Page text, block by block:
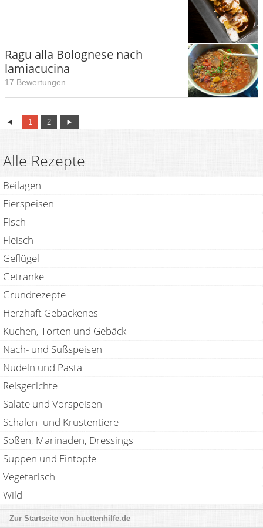
Ragu alla Bolognese nach
lamiacucina
17 Bewertungen
◄ 1 2 ►
Alle Rezepte
Beilagen
Eierspeisen
Fisch
Fleisch
Geflügel
Getränke
Grundrezepte
Herzhaft Gebackenes
Kuchen, Torten und Gebäck
Nach- und Süßspeisen
Nudeln und Pasta
Reisgerichte
Salate und Vorspeisen
Schalen- und Krustentiere
Soßen, Marinaden, Dressings
Suppen und Eintöpfe
Vegetarisch
Wild
huettenhilfe.de